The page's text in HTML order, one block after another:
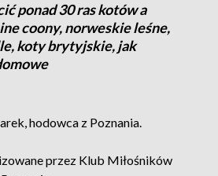
ponad 30 ras kotów a
coony, norweskie leśne,
koty brytyjskie, jak
hodowca z Poznania.
przez Klub Miłośników